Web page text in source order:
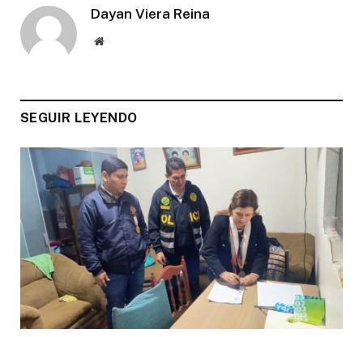
Dayan Viera Reina
Website
SEGUIR LEYENDO